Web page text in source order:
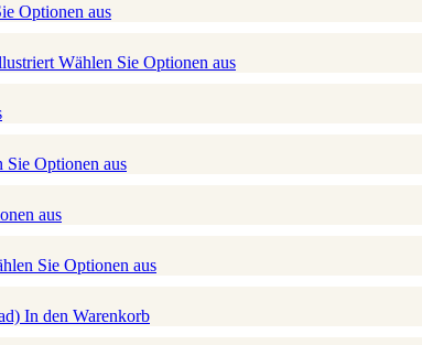
Optionen aus
Wählen Sie Optionen aus
Sie Optionen aus
aus
Sie Optionen aus
In den Warenkorb